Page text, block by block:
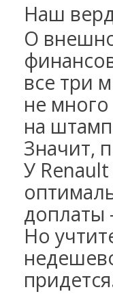
Наш
О
все три
не много
на
Значит,
У
доплаты
Но